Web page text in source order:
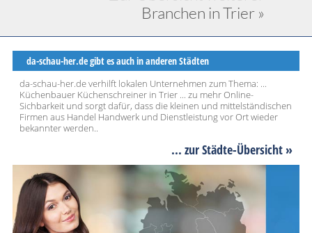
Branchen in Trier »
da-schau-her.de gibt es auch in anderen Städten
da-schau-her.de verhilft lokalen Unternehmen zum Thema: ...
Küchenbauer Küchenschreiner in Trier ... zu mehr Online-
Sichbarkeit und sorgt dafür, dass die kleinen und mittelständischen
Firmen aus Handel Handwerk und Dienstleistung vor Ort wieder
bekannter werden..
... zur Städte-Übersicht »